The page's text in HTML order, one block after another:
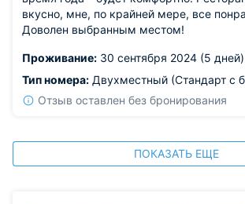
вкусно, мне, по крайней мере, все
Доволен выбранным местом!
Проживание: 30 сентября 2024 (5 дней)
Тип номера: Двухместный (Стандарт с
Отзыв оставлен без бронирования
ПОКАЗАТЬ ЕЩЕ